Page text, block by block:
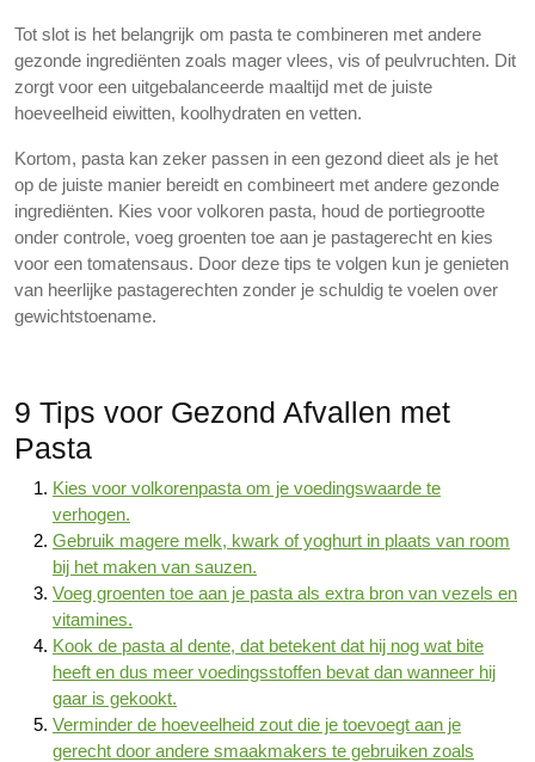
Tot slot is het belangrijk om pasta te combineren met andere
gezonde ingrediënten zoals mager vlees, vis of peulvruchten. Dit
zorgt voor een uitgebalanceerde maaltijd met de juiste
hoeveelheid eiwitten, koolhydraten en vetten.
Kortom, pasta kan zeker passen in een gezond dieet als je het
op de juiste manier bereidt en combineert met andere gezonde
ingrediënten. Kies voor volkoren pasta, houd de portiegrootte
onder controle, voeg groenten toe aan je pastagerecht en kies
voor een tomatensaus. Door deze tips te volgen kun je genieten
van heerlijke pastagerechten zonder je schuldig te voelen over
gewichtstoename.
9 Tips voor Gezond Afvallen met
Pasta
Kies voor volkorenpasta om je voedingswaarde te
verhogen.
Gebruik magere melk, kwark of yoghurt in plaats van room
bij het maken van sauzen.
Voeg groenten toe aan je pasta als extra bron van vezels en
vitamines.
Kook de pasta al dente, dat betekent dat hij nog wat bite
heeft en dus meer voedingsstoffen bevat dan wanneer hij
gaar is gekookt.
Verminder de hoeveelheid zout die je toevoegt aan je
gerecht door andere smaakmakers te gebruiken zoals